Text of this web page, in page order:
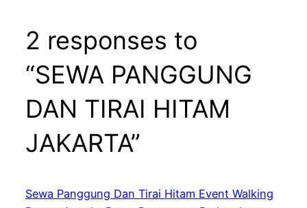
2 responses to
“SEWA PANGGUNG
DAN TIRAI HITAM
JAKARTA”
Sewa Panggung Dan Tirai Hitam Event Walking